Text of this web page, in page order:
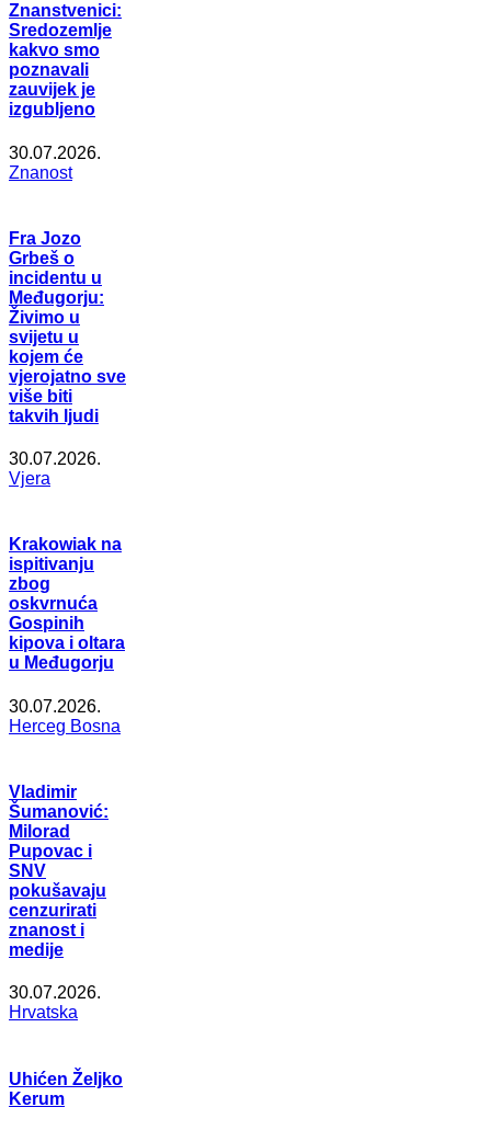
Znanstvenici:
Sredozemlje
kakvo smo
poznavali
zauvijek je
izgubljeno
30.07.2026.
Znanost
Fra Jozo
Grbeš o
incidentu u
Međugorju:
Živimo u
svijetu u
kojem će
vjerojatno sve
više biti
takvih ljudi
30.07.2026.
Vjera
Krakowiak na
ispitivanju
zbog
oskvrnuća
Gospinih
kipova i oltara
u Međugorju
30.07.2026.
Herceg Bosna
Vladimir
Šumanović:
Milorad
Pupovac i
SNV
pokušavaju
cenzurirati
znanost i
medije
30.07.2026.
Hrvatska
Uhićen Željko
Kerum